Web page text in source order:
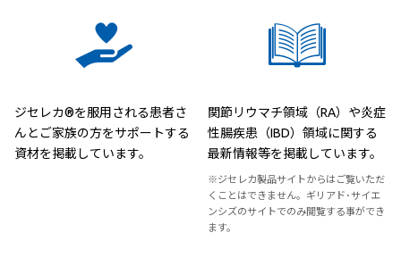
ジセレカ®を服用される患者さ
んとご家族の方をサポートする
資材を掲載しています。
関節リウマチ領域（RA）や炎症
性腸疾患（IBD）領域に関する
最新情報等を掲載しています。
※ジセレカ製品サイトからはご覧いただ
くことはできません。ギリアド･サイエ
ンシズのサイトでのみ閲覧する事ができ
ます。